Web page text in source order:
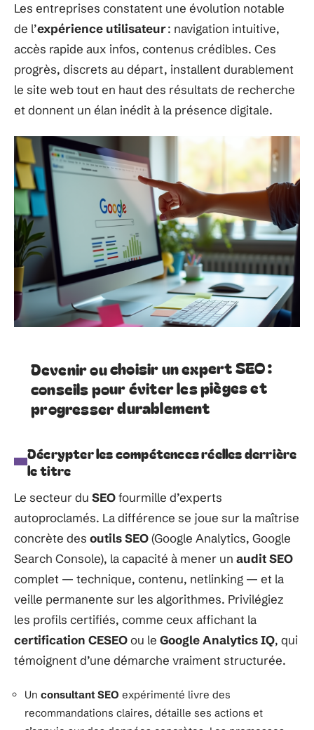
Les entreprises constatent une évolution notable
de l’expérience utilisateur: navigation intuitive,
accès rapide aux infos, contenus crédibles. Ces
progrès, discrets au départ, installent durablement
le site web tout en haut des résultats de recherche
et donnent un élan inédit à la présence digitale.
Devenir ou choisir un expert SEO :
conseils pour éviter les pièges et
progresser durablement
Décrypter les compétences réelles derrière
le titre
Le secteur du SEOfourmille d’experts
autoproclamés. La différence se joue sur la maîtrise
concrète des outils SEO(Google Analytics, Google
Search Console), la capacité à mener un audit SEO
complet — technique, contenu, netlinking — et la
veille permanente sur les algorithmes. Privilégiez
les profils certifiés, comme ceux affichant la
certification CESEOou le Google Analytics IQ, qui
témoignent d’une démarche vraiment structurée.
Un consultant SEO expérimenté livre des
recommandations claires, détaille ses actions et